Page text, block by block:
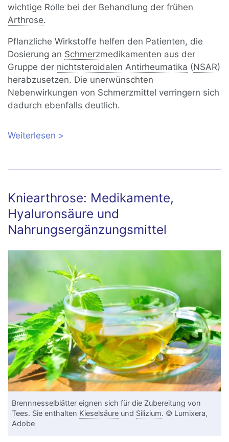
wichtige Rolle bei der Behandlung der frühen
Arthrose.
Pflanzliche Wirkstoffe helfen den Patienten, die
Dosierung an Schmerzmedikamenten aus der
Gruppe der nichtsteroidalen Antirheumatika (NSAR)
herabzusetzen. Die unerwünschten
Nebenwirkungen von Schmerzmittel verringern sich
dadurch ebenfalls deutlich.
Weiterlesen über Naturheilmittel gegen Arthrose
Kniearthrose: Medikamente,
Hyaluronsäure und
Nahrungsergänzungsmittel
Brennnesselblätter eignen sich für die Zubereitung von
Tees. Sie enthalten Kieselsäure und Silizium. © Lumixera,
Adobe